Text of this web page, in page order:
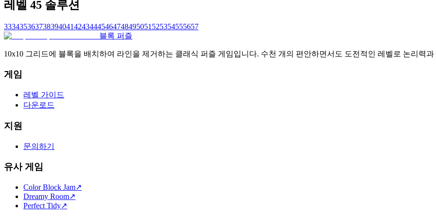
레벨 45 솔루션
33343536373839404142434445464748495051 525354555657
블록 퍼즐
10x10 그리드에 블록을 배치하여 라인을 제거하는 클래식 퍼즐 게임입니다. 수천 개의 편안하면서도 도전적인 레벨로 논리력
게임
레벨 가이드
다운로드
지원
문의하기
유사 게임
Color Block Jam↗️
Dreamy Room↗️
Perfect Tidy↗️